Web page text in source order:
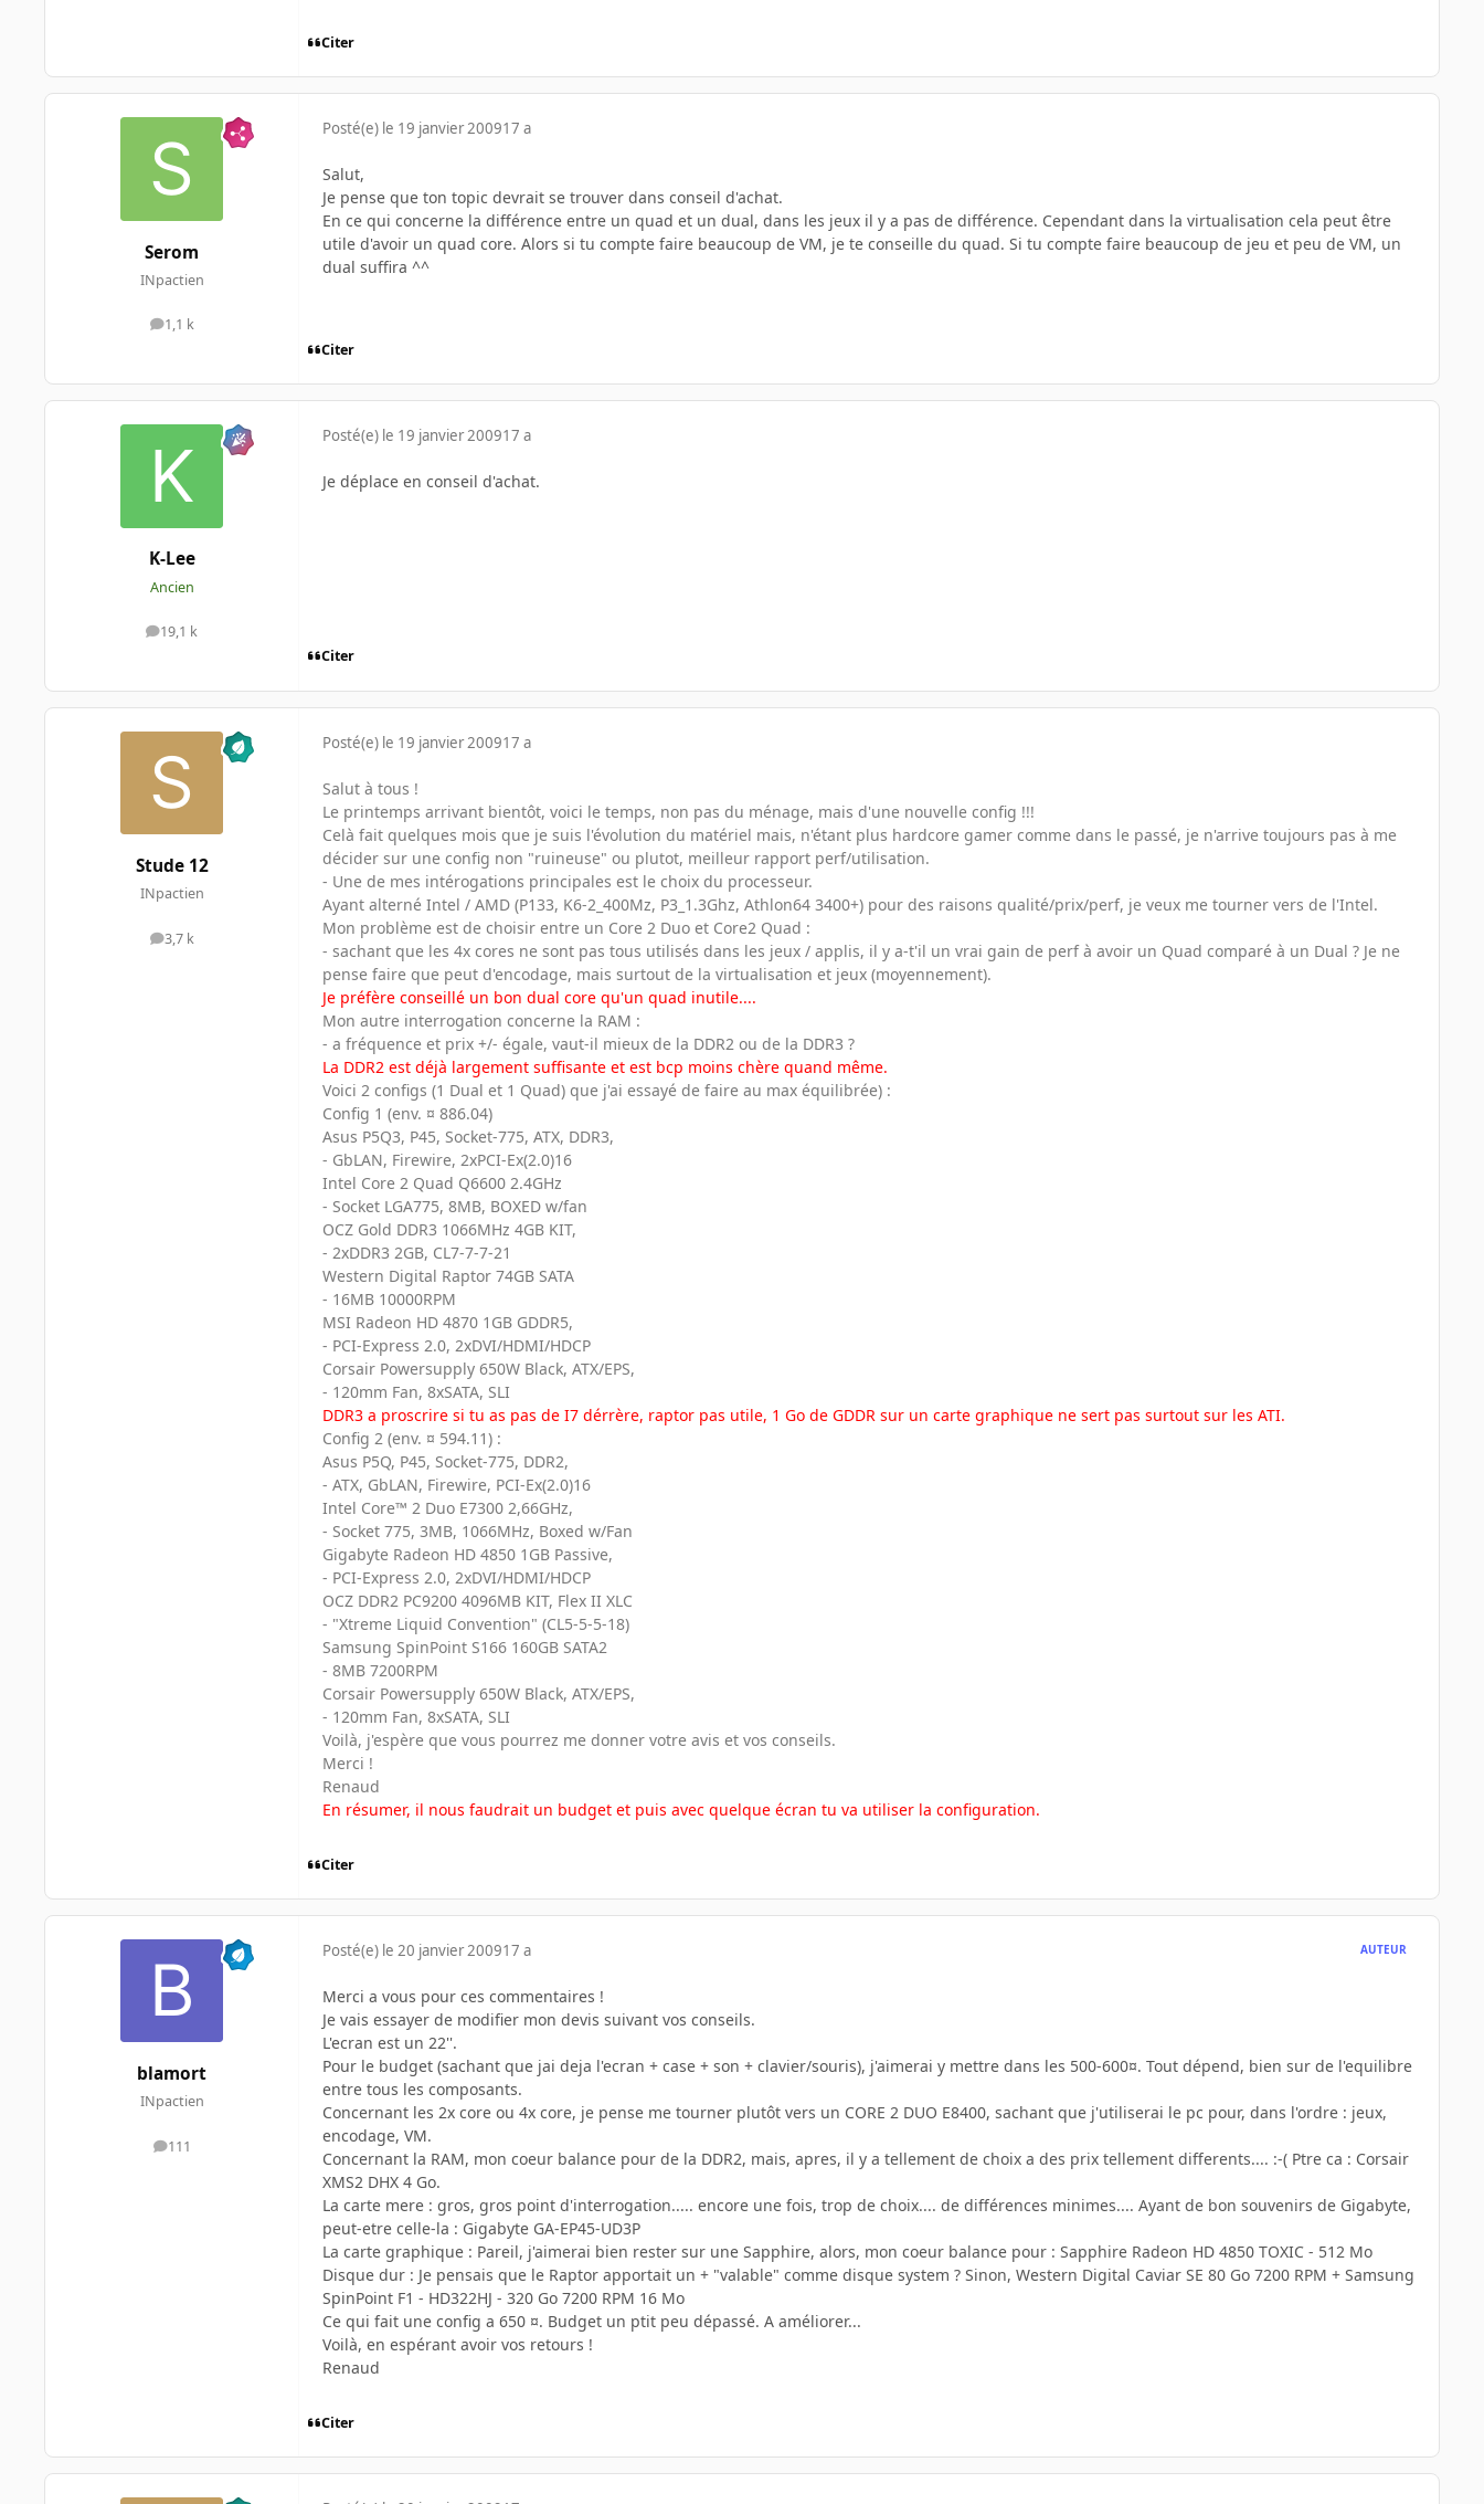
Citer
Serom
INpactien
1,1 k
messages
Posté(e) le 19 janvier 200917 a
Salut,
Je pense que ton topic devrait se trouver dans conseil d'achat.
En ce qui concerne la différence entre un quad et un dual, dans les jeux il y a pas de différence. Cependant dans la virtualisation cela peut être
utile d'avoir un quad core. Alors si tu compte faire beaucoup de VM, je te conseille du quad. Si tu compte faire beaucoup de jeu et peu de VM, un
dual suffira ^^
Citer
K-Lee
Ancien
19,1 k
messages
Posté(e) le 19 janvier 200917 a
Je déplace en conseil d'achat.
Citer
Stude 12
INpactien
3,7 k
messages
Posté(e) le 19 janvier 200917 a
Salut à tous !
Le printemps arrivant bientôt, voici le temps, non pas du ménage, mais d'une nouvelle config !!!
Celà fait quelques mois que je suis l'évolution du matériel mais, n'étant plus hardcore gamer comme dans le passé, je n'arrive toujours pas à me
décider sur une config non "ruineuse" ou plutot, meilleur rapport perf/utilisation.
- Une de mes intérogations principales est le choix du processeur.
Ayant alterné Intel / AMD (P133, K6-2_400Mz, P3_1.3Ghz, Athlon64 3400+) pour des raisons qualité/prix/perf, je veux me tourner vers de l'Intel.
Mon problème est de choisir entre un Core 2 Duo et Core2 Quad :
- sachant que les 4x cores ne sont pas tous utilisés dans les jeux / applis, il y a-t'il un vrai gain de perf à avoir un Quad comparé à un Dual ? Je ne
pense faire que peut d'encodage, mais surtout de la virtualisation et jeux (moyennement).
Je préfère conseillé un bon dual core qu'un quad inutile....
Mon autre interrogation concerne la RAM :
- a fréquence et prix +/- égale, vaut-il mieux de la DDR2 ou de la DDR3 ?
La DDR2 est déjà largement suffisante et est bcp moins chère quand même.
Voici 2 configs (1 Dual et 1 Quad) que j'ai essayé de faire au max équilibrée) :
Config 1 (env. ¤ 886.04)
Asus P5Q3, P45, Socket-775, ATX, DDR3,
- GbLAN, Firewire, 2xPCI-Ex(2.0)16
Intel Core 2 Quad Q6600 2.4GHz
- Socket LGA775, 8MB, BOXED w/fan
OCZ Gold DDR3 1066MHz 4GB KIT,
- 2xDDR3 2GB, CL7-7-7-21
Western Digital Raptor 74GB SATA
- 16MB 10000RPM
MSI Radeon HD 4870 1GB GDDR5,
- PCI-Express 2.0, 2xDVI/HDMI/HDCP
Corsair Powersupply 650W Black, ATX/EPS,
- 120mm Fan, 8xSATA, SLI
DDR3 a proscrire si tu as pas de I7 dérrère, raptor pas utile, 1 Go de GDDR sur un carte graphique ne sert pas surtout sur les ATI.
Config 2 (env. ¤ 594.11) :
Asus P5Q, P45, Socket-775, DDR2,
- ATX, GbLAN, Firewire, PCI-Ex(2.0)16
Intel Core™ 2 Duo E7300 2,66GHz,
- Socket 775, 3MB, 1066MHz, Boxed w/Fan
Gigabyte Radeon HD 4850 1GB Passive,
- PCI-Express 2.0, 2xDVI/HDMI/HDCP
OCZ DDR2 PC9200 4096MB KIT, Flex II XLC
- "Xtreme Liquid Convention" (CL5-5-5-18)
Samsung SpinPoint S166 160GB SATA2
- 8MB 7200RPM
Corsair Powersupply 650W Black, ATX/EPS,
- 120mm Fan, 8xSATA, SLI
Voilà, j'espère que vous pourrez me donner votre avis et vos conseils.
Merci !
Renaud
En résumer, il nous faudrait un budget et puis avec quelque écran tu va utiliser la configuration.
Citer
blamort
INpactien
111
messages
Posté(e) le 20 janvier 200917 a AUTEUR
Merci a vous pour ces commentaires !
Je vais essayer de modifier mon devis suivant vos conseils.
L'ecran est un 22''.
Pour le budget (sachant que jai deja l'ecran + case + son + clavier/souris), j'aimerai y mettre dans les 500-600¤. Tout dépend, bien sur de l'equilibre
entre tous les composants.
Concernant les 2x core ou 4x core, je pense me tourner plutôt vers un CORE 2 DUO E8400, sachant que j'utiliserai le pc pour, dans l'ordre : jeux,
encodage, VM.
Concernant la RAM, mon coeur balance pour de la DDR2, mais, apres, il y a tellement de choix a des prix tellement differents.... :-( Ptre ca : Corsair
XMS2 DHX 4 Go.
La carte mere : gros, gros point d'interrogation..... encore une fois, trop de choix.... de différences minimes.... Ayant de bon souvenirs de Gigabyte,
peut-etre celle-la : Gigabyte GA-EP45-UD3P
La carte graphique : Pareil, j'aimerai bien rester sur une Sapphire, alors, mon coeur balance pour : Sapphire Radeon HD 4850 TOXIC - 512 Mo
Disque dur : Je pensais que le Raptor apportait un + "valable" comme disque system ? Sinon, Western Digital Caviar SE 80 Go 7200 RPM + Samsung
SpinPoint F1 - HD322HJ - 320 Go 7200 RPM 16 Mo
Ce qui fait une config a 650 ¤. Budget un ptit peu dépassé. A améliorer...
Voilà, en espérant avoir vos retours !
Renaud
Citer